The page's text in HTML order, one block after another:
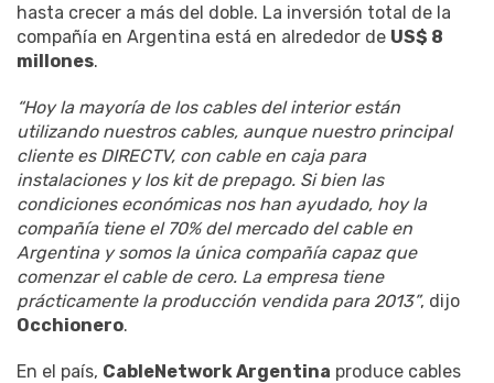
hasta crecer a más del doble. La inversión total de la
compañía en Argentina está en alrededor de US$ 8
millones.
“Hoy la mayoría de los cables del interior están
utilizando nuestros cables, aunque nuestro principal
cliente es DIRECTV, con cable en caja para
instalaciones y los kit de prepago. Si bien las
condiciones económicas nos han ayudado, hoy la
compañía tiene el 70% del mercado del cable en
Argentina y somos la única compañía capaz que
comenzar el cable de cero. La empresa tiene
prácticamente la producción vendida para 2013”, dijo
Occhionero.
En el país, CableNetwork Argentina produce cables